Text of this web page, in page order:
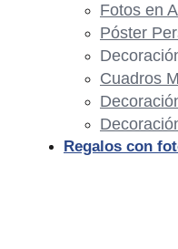
Fotos en
Póster
Cuadros
Regalos con